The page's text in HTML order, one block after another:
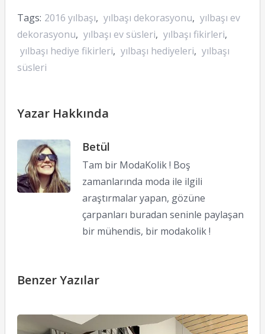
Tags: 2016 yılbaşı, yılbaşı dekorasyonu, yılbaşı ev
dekorasyonu, yılbaşı ev süsleri, yılbaşı fikirleri,
yılbaşı hediye fikirleri, yılbaşı hediyeleri, yılbaşı
süsleri
Yazar Hakkında
Betül
Tam bir ModaKolik ! Boş
zamanlarında moda ile ilgili
araştırmalar yapan, gözüne
çarpanları buradan seninle paylaşan
bir mühendis, bir modakolik !
Benzer Yazılar